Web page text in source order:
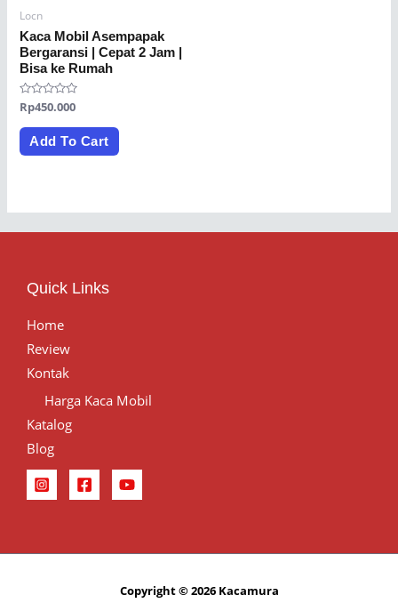
Locn
Kaca Mobil Asempapak
Bergaransi | Cepat 2 Jam |
Bisa ke Rumah
Rated
0
out
Rp450.000
Add To Cart
Quick Links
Home
Review
Kontak
Harga Kaca Mobil
Katalog
Blog
Copyright © 2026 Kacamura